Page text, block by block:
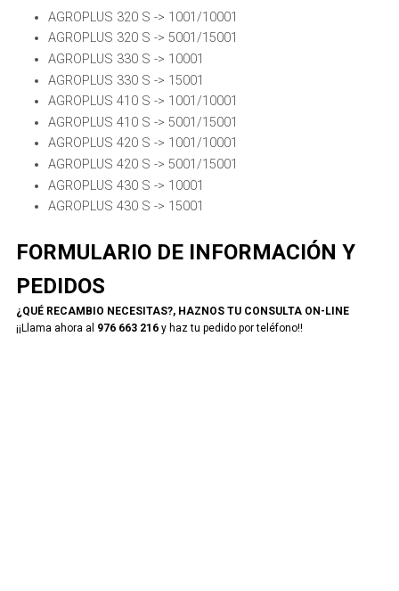
AGROPLUS 320 S -> 1001/10001
AGROPLUS 320 S -> 5001/15001
AGROPLUS 330 S -> 10001
AGROPLUS 330 S -> 15001
AGROPLUS 410 S -> 1001/10001
AGROPLUS 410 S -> 5001/15001
AGROPLUS 420 S -> 1001/10001
AGROPLUS 420 S -> 5001/15001
AGROPLUS 430 S -> 10001
AGROPLUS 430 S -> 15001
FORMULARIO DE INFORMACIÓN Y
PEDIDOS
¿QUÉ RECAMBIO NECESITAS?, HAZNOS TU CONSULTA ON-LINE
¡¡Llama ahora al 976 663 216y haz tu pedido por teléfono!!